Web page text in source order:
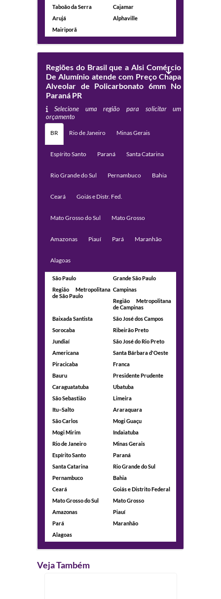
Taboão da Serra
Cajamar
Arujá
Alphaville
Mairiporã
Regiões do Brasil que a Alsi Comércio
De Alumínio atende com Preço Chapa
Alveolar de Policarbonato 6mm No
Paraná PR
Selecione uma região para solicitar um
orçamento
BR Rio de Janeiro Minas Gerais
Espírito Santo Paraná Santa Catarina
Rio Grande do Sul Pernambuco Bahia
Ceará Goiás e Distr. Fed.
Mato Grosso do Sul Mato Grosso
Amazonas Piauí Pará Maranhão
Alagoas
São Paulo
Grande São Paulo
Região Metropolitana
de São Paulo
Campinas
Região Metropolitana
de Campinas
Baixada Santista
São José dos Campos
Sorocaba
Ribeirão Preto
Jundiaí
São José do Rio Preto
Americana
Santa Bárbara d'Oeste
Piracicaba
Franca
Bauru
Presidente Prudente
Caraguatatuba
Ubatuba
São Sebastião
Limeira
Itu–Salto
Araraquara
São Carlos
Mogi Guaçu
Mogi Mirim
Indaiatuba
Rio de Janeiro
Minas Gerais
Espírito Santo
Paraná
Santa Catarina
Rio Grande do Sul
Pernambuco
Bahia
Ceará
Goiás e Distrito Federal
Mato Grosso do Sul
Mato Grosso
Amazonas
Piauí
Pará
Maranhão
Alagoas
Veja Também